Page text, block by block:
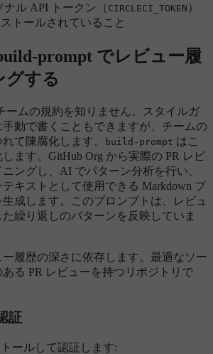
ナル API トークン（ CIRCLECI_TOKEN ）
トールされていること
prompt でレビュー履
グする
ームの規約を知りません。スタイルガ
動で書くこともできますが、チームの
て陳腐化します。
build-prompt はこ
ます。GitHub Org から実際の PR レビ
ングし、AI でパターン分析を行い、
キストとして使用できる Markdown プ
成します。このプロンプトは、レビュ
繰り返しのパターンを反映していま
履歴の深さに依存します。最適なソー
る PR レビューを持つリポジトリで
証
ールして認証します: